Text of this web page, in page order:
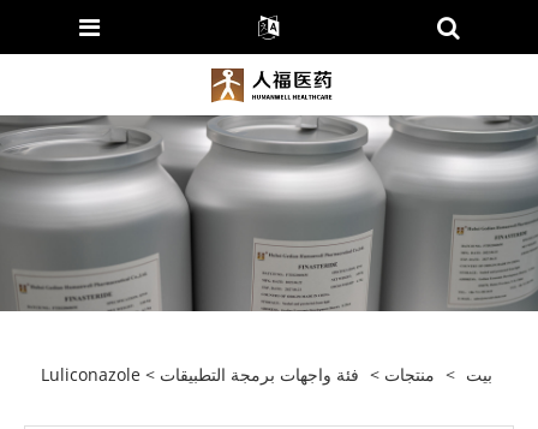
بيت > منتجات > فئة واجهات برمجة التطبيقات > Luliconazole